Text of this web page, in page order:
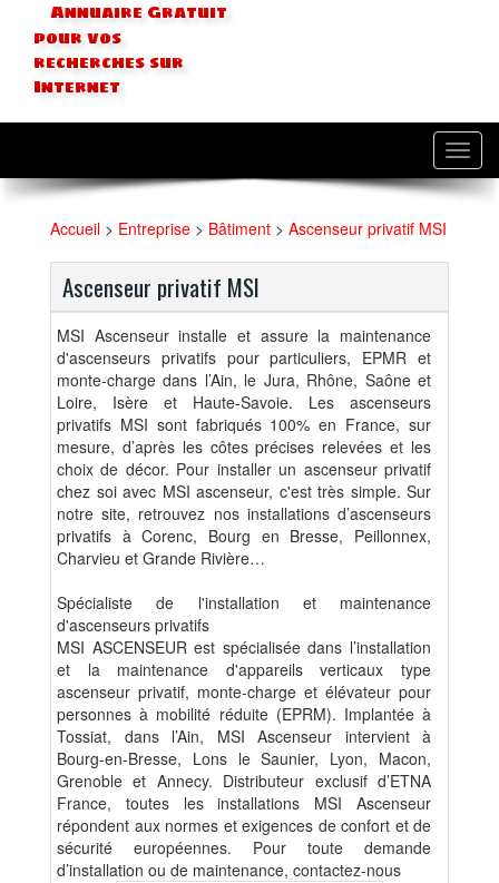
Annuaire Gratuit
pour vos
recherches sur
Internet
Accueil > Entreprise > Bâtiment > Ascenseur privatif MSI
Ascenseur privatif MSI
MSI Ascenseur installe et assure la maintenance
d'ascenseurs privatifs pour particuliers, EPMR et
monte-charge dans l’Ain, le Jura, Rhône, Saône et
Loire, Isère et Haute-Savoie. Les ascenseurs
privatifs MSI sont fabriqués 100% en France, sur
mesure, d’après les côtes précises relevées et les
choix de décor. Pour installer un ascenseur privatif
chez soi avec MSI ascenseur, c'est très simple. Sur
notre site, retrouvez nos installations d’ascenseurs
privatifs à Corenc, Bourg en Bresse, Peillonnex,
Charvieu et Grande Rivière…
Spécialiste de l'installation et maintenance
d'ascenseurs privatifs
MSI ASCENSEUR est spécialisée dans l’installation
et la maintenance d'appareils verticaux type
ascenseur privatif, monte-charge et élévateur pour
personnes à mobilité réduite (EPRM). Implantée à
Tossiat, dans l’Ain, MSI Ascenseur intervient à
Bourg-en-Bresse, Lons le Saunier, Lyon, Macon,
Grenoble et Annecy. Distributeur exclusif d’ETNA
France, toutes les installations MSI Ascenseur
répondent aux normes et exigences de confort et de
sécurité européennes. Pour toute demande
d’installation ou de maintenance, contactez-nous